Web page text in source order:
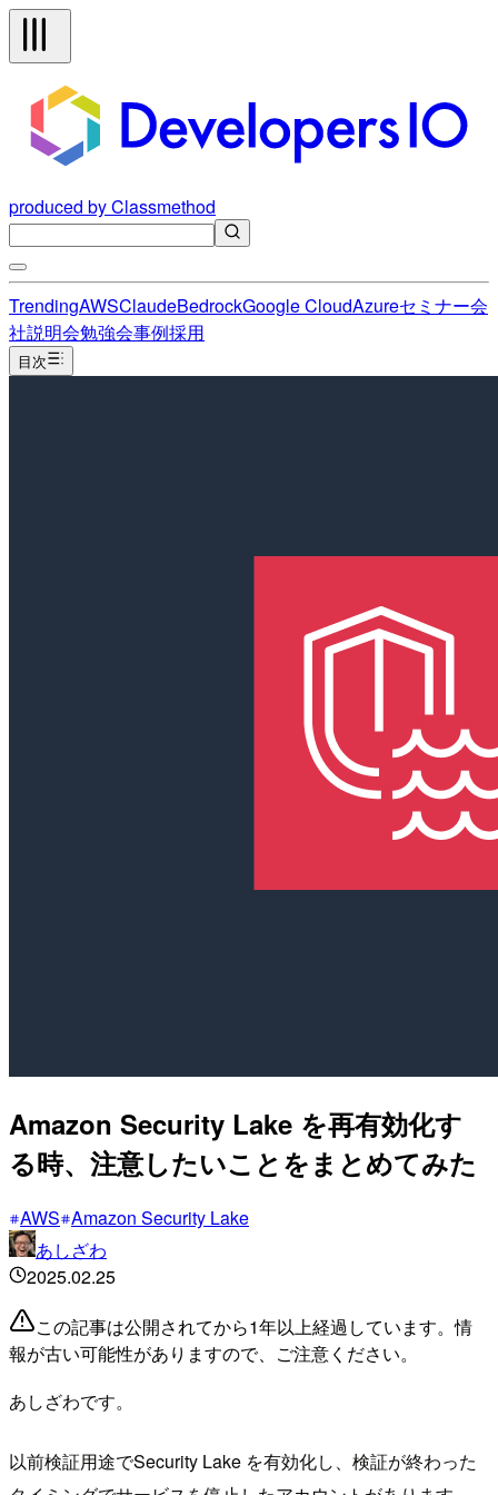
produced by Classmethod
TrendingAWSClaudeBedrockGoogle CloudAzureセミナー会
社説明会勉強会事例採用
目次
Amazon Security Lake を再有効化す
る時、注意したいことをまとめてみた
AWS Amazon Security Lake
あしざわ
2025.02.25
この記事は公開されてから1年以上経過しています。情
報が古い可能性がありますので、ご注意ください。
あしざわです。
以前検証用途でSecurity Lake を有効化し、検証が終わった